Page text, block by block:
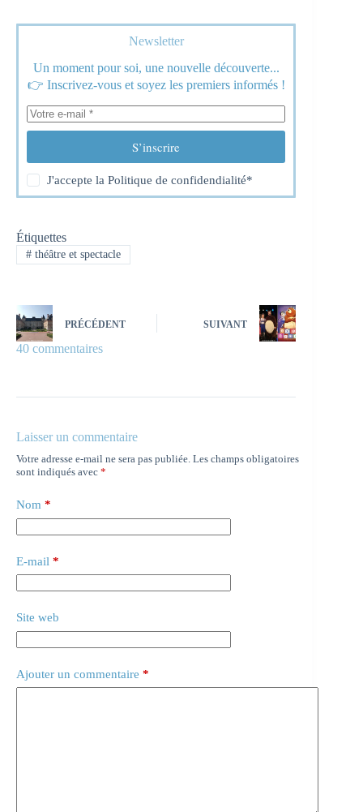
Newsletter
Un moment pour soi, une nouvelle découverte...
👉 Inscrivez-vous et soyez les premiers informés !
S’inscrire
J'accepte laPolitique de confidendialité*
Étiquettes
#théâtre et spectacle
PRÉCÉDENT SUIVANT
40 commentaires
Laisser un commentaire
Votre adresse e-mail ne sera pas publiée. Les champs obligatoires
sont indiqués avec *
Nom *
E-mail *
Site web
Ajouter un commentaire *